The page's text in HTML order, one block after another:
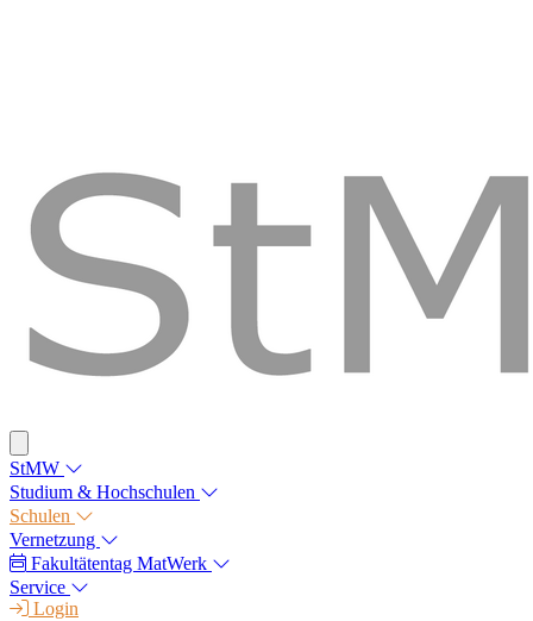
StMW
Studium & Hochschulen
Schulen
Vernetzung
Fakultätentag MatWerk
Service
Login